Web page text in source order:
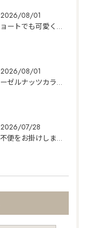
2026/08/01
ショートでも可愛くセット👍
2026/08/01
ヘーゼルナッツカラー🌿
2026/07/28
ご不便をお掛けしますがよろしくお願いします🙇